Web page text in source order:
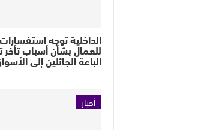
الداخلية توجه استفسارات
للعمال بشأن أسباب تأخر
الباعة الجائلين إلى
أخبار